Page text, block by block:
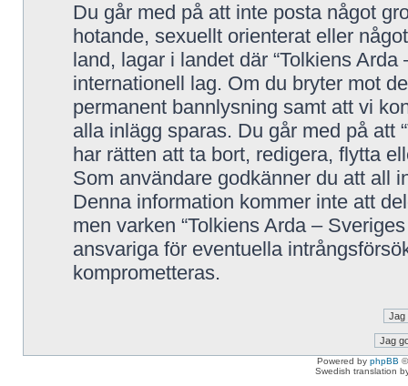
Du går med på att inte posta något
hotande, sexuellt orienterat eller
land, lagar i landet där “Tolkiens
internationell lag. Om du bryter mot
permanent bannlysning samt att vi
alla inlägg sparas. Du går med på att
har rätten att ta bort, redigera, flytta
Som användare godkänner du att all
Denna information kommer inte att
men varken “Tolkiens Arda –
ansvariga för eventuella
komprometteras.
Powered by phpBB
Swedish translation